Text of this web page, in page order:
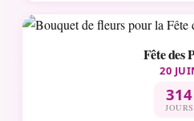
Fête des
20
314
JOURS